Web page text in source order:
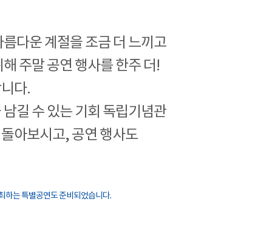
다운 계절을 조금 더 느끼고
주말 공연 행사를 한주 더!
다.
길 수 있는 기회 독립기념관
아보시고, 공연 행사도
는 특별공연도 준비되었습니다.